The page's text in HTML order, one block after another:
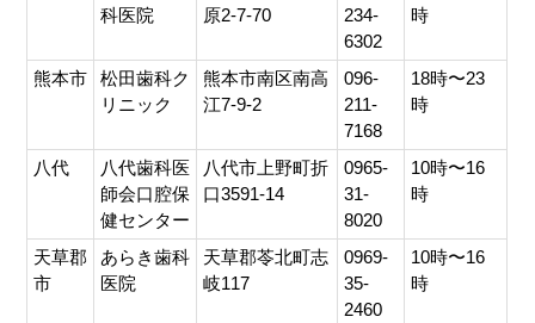
科医院
原2-7-70
234-
6302
時
熊本市
松田歯科ク
リニック
熊本市南区南高
江7-9-2
096-
211-
7168
18時〜23
時
八代
八代歯科医
師会口腔保
健センター
八代市上野町折
口3591-14
0965-
31-
8020
10時〜16
時
天草郡
市
あらき歯科
医院
天草郡苓北町志
岐117
0969-
35-
2460
10時〜16
時